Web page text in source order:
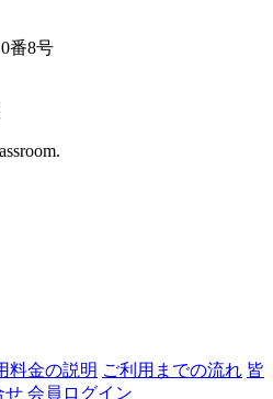
番8号
料金の説明 ご利用までの流れ 皆
せ 会員ログイン